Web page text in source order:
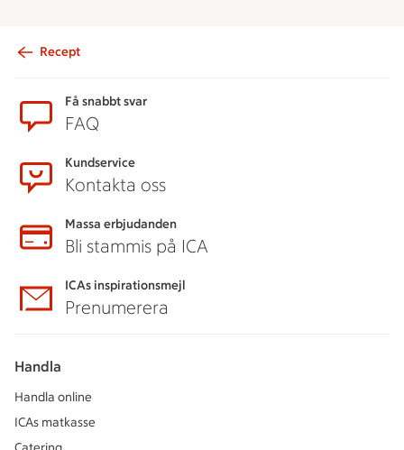
Recept
Få snabbt svar
FAQ
Kundservice
Kontakta oss
Massa erbjudanden
Bli stammis på ICA
ICAs inspirationsmejl
Prenumerera
Handla
Handla online
ICAs matkasse